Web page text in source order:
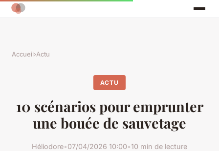
Accueil›Actu
ACTU
10 scénarios pour emprunter
une bouée de sauvetage
Héliodore•07/04/2026 10:00•10 min de lecture